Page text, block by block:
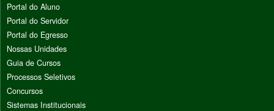
Portal do Aluno
Portal do Servidor
Portal do Egresso
Nossas Unidades
Guia de Cursos
Processos Seletivos
Concursos
Sistemas Institucionais